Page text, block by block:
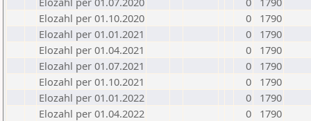
Elozahl per 01.10.2020
0
1790
Elozahl per 01.01.2021
0
1790
Elozahl per 01.04.2021
0
1790
Elozahl per 01.07.2021
0
1790
Elozahl per 01.10.2021
0
1790
Elozahl per 01.01.2022
0
1790
Elozahl per 01.04.2022
0
1790